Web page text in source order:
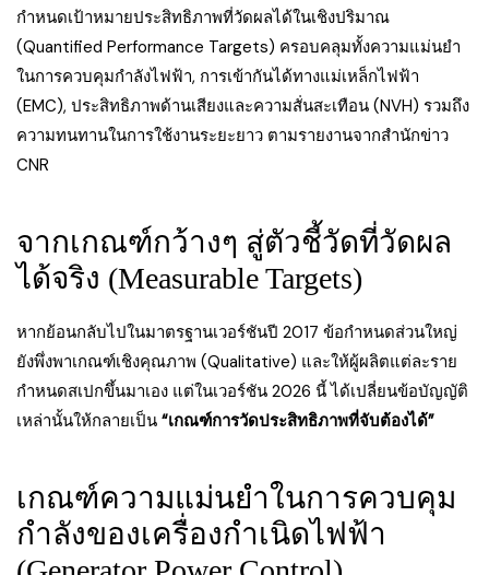
กำหนดเป้าหมายประสิทธิภาพที่วัดผลได้ในเชิงปริมาณ
(Quantified Performance Targets) ครอบคลุมทั้งความแม่นยำ
ในการควบคุมกำลังไฟฟ้า, การเข้ากันได้ทางแม่เหล็กไฟฟ้า
(EMC), ประสิทธิภาพด้านเสียงและความสั่นสะเทือน (NVH) รวมถึง
ความทนทานในการใช้งานระยะยาว ตามรายงานจากสำนักข่าว
CNR
จากเกณฑ์กว้างๆ สู่ตัวชี้วัดที่วัดผล
ได้จริง (Measurable Targets)
หากย้อนกลับไปในมาตรฐานเวอร์ชันปี 2017 ข้อกำหนดส่วนใหญ่
ยังพึ่งพาเกณฑ์เชิงคุณภาพ (Qualitative) และให้ผู้ผลิตแต่ละราย
กำหนดสเปกขึ้นมาเอง แต่ในเวอร์ชัน 2026 นี้ ได้เปลี่ยนข้อบัญญัติ
เหล่านั้นให้กลายเป็น “เกณฑ์การวัดประสิทธิภาพที่จับต้องได้”
เกณฑ์ความแม่นยำในการควบคุม
กำลังของเครื่องกำเนิดไฟฟ้า